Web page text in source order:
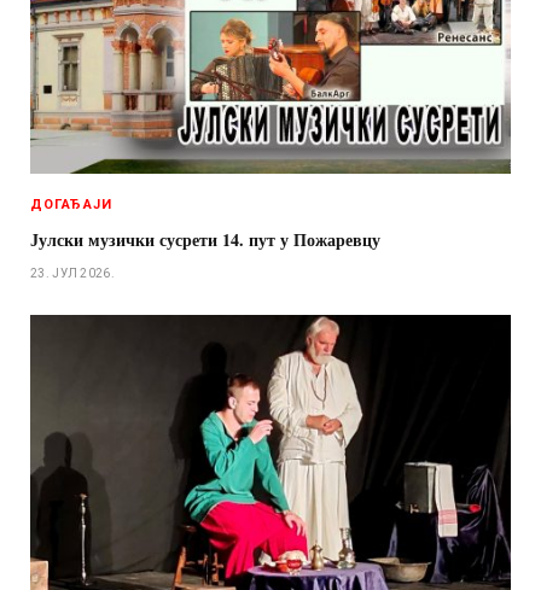
ДОГАЂАЈИ
Јулски музички сусрети 14. пут у Пожаревцу
23. ЈУЛ 2026.